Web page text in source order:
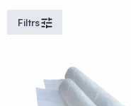
Filtrs
barjeras
Hidroizolācijas
plēves
difuzori
restes
Nosūce